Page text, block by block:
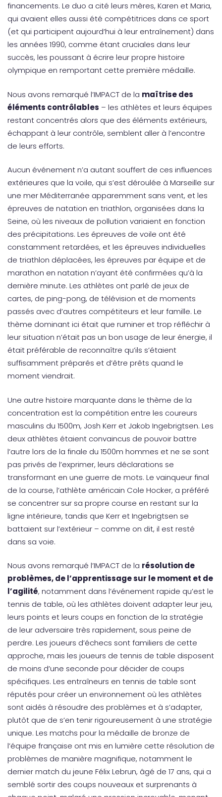
financements. Le duo a cité leurs mères, Karen et Maria,
qui avaient elles aussi été compétitrices dans ce sport
(et qui participent aujourd’hui à leur entraînement) dans
les années 1990, comme étant cruciales dans leur
succès, les poussant à écrire leur propre histoire
olympique en remportant cette première médaille.
Nous avons remarqué l’IMPACT de la maîtrise des
éléments contrôlables – les athlètes et leurs équipes
restant concentrés alors que des éléments extérieurs,
échappant à leur contrôle, semblent aller à l’encontre
de leurs efforts.
Aucun événement n’a autant souffert de ces influences
extérieures que la voile, qui s’est déroulée à Marseille sur
une mer Méditerranée apparemment sans vent, et les
épreuves de natation en triathlon, organisées dans la
Seine, où les niveaux de pollution variaient en fonction
des précipitations. Les épreuves de voile ont été
constamment retardées, et les épreuves individuelles
de triathlon déplacées, les épreuves par équipe et de
marathon en natation n’ayant été confirmées qu’à la
dernière minute. Les athlètes ont parlé de jeux de
cartes, de ping-pong, de télévision et de moments
passés avec d’autres compétiteurs et leur famille. Le
thème dominant ici était que ruminer et trop réfléchir à
leur situation n’était pas un bon usage de leur énergie, il
était préférable de reconnaître qu’ils s’étaient
suffisamment préparés et d’être prêts quand le
moment viendrait.
Une autre histoire marquante dans le thème de la
concentration est la compétition entre les coureurs
masculins du 1500m, Josh Kerr et Jakob Ingebrigtsen. Les
deux athlètes étaient convaincus de pouvoir battre
l’autre lors de la finale du 1500m hommes et ne se sont
pas privés de l’exprimer, leurs déclarations se
transformant en une guerre de mots. Le vainqueur final
de la course, l’athlète américain Cole Hocker, a préféré
se concentrer sur sa propre course en restant sur la
ligne intérieure, tandis que Kerr et Ingebrigtsen se
battaient sur l’extérieur – comme on dit, il est resté
dans sa voie.
Nous avons remarqué l’IMPACT de la résolution de
problèmes, de l’apprentissage sur le moment et de
l’agilité, notamment dans l’événement rapide qu’est le
tennis de table, où les athlètes doivent adapter leur jeu,
leurs points et leurs coups en fonction de la stratégie
de leur adversaire très rapidement, sous peine de
perdre. Les joueurs d’échecs sont familiers de cette
approche, mais les joueurs de tennis de table disposent
de moins d’une seconde pour décider de coups
spécifiques. Les entraîneurs en tennis de table sont
réputés pour créer un environnement où les athlètes
sont aidés à résoudre des problèmes et à s’adapter,
plutôt que de s’en tenir rigoureusement à une stratégie
unique. Les matchs pour la médaille de bronze de
l’équipe française ont mis en lumière cette résolution de
problèmes de manière magnifique, notamment le
dernier match du jeune Félix Lebrun, âgé de 17 ans, qui a
semblé sortir des coups nouveaux et surprenants à